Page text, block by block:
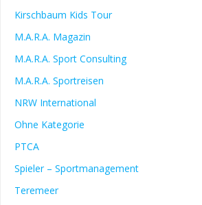
Kirschbaum Kids Tour
M.A.R.A. Magazin
M.A.R.A. Sport Consulting
M.A.R.A. Sportreisen
NRW International
Ohne Kategorie
PTCA
Spieler – Sportmanagement
Teremeer